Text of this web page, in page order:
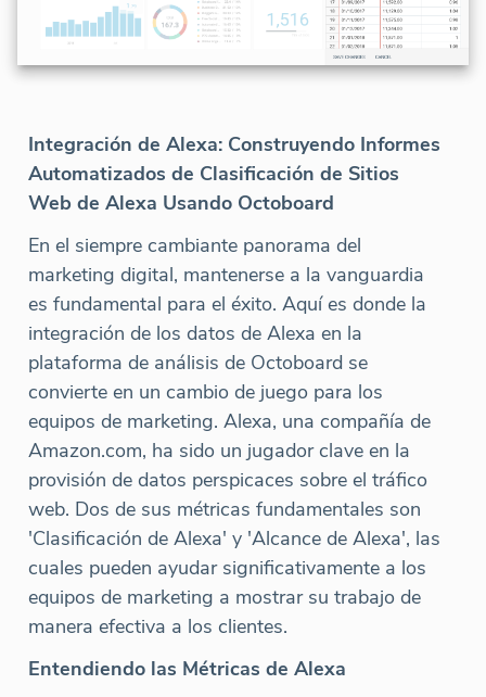
Integración de Alexa: Construyendo Informes
Automatizados de Clasificación de Sitios
Web de Alexa Usando Octoboard
En el siempre cambiante panorama del
marketing digital, mantenerse a la vanguardia
es fundamental para el éxito. Aquí es donde la
integración de los datos de Alexa en la
plataforma de análisis de Octoboard se
convierte en un cambio de juego para los
equipos de marketing. Alexa, una compañía de
Amazon.com, ha sido un jugador clave en la
provisión de datos perspicaces sobre el tráfico
web. Dos de sus métricas fundamentales son
'Clasificación de Alexa' y 'Alcance de Alexa', las
cuales pueden ayudar significativamente a los
equipos de marketing a mostrar su trabajo de
manera efectiva a los clientes.
Entendiendo las Métricas de Alexa